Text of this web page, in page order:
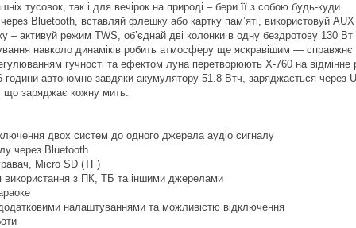
тусовок, так і для вечірок на природі – бери її з собою будь-куди.
Bluetooth, вставляй флешку або картку пам’яті, використовуй
– активуй режим TWS, об’єднай дві колонки в одну бездротову 130 Вт
навколо динаміків робить атмосферу ще яскравішим —
гучності та ефектом луна перетворюють X-760 на
автономно завдяки акумулятору 51.8 Втч, заряджається через
що заряджає кожну мить.
двох систем до одного джерела аудіо сигналу
через Bluetooth
Micro SD (TF)
використання з ПК, ТБ та іншими джерелами
налаштуваннями та можливістю відключення